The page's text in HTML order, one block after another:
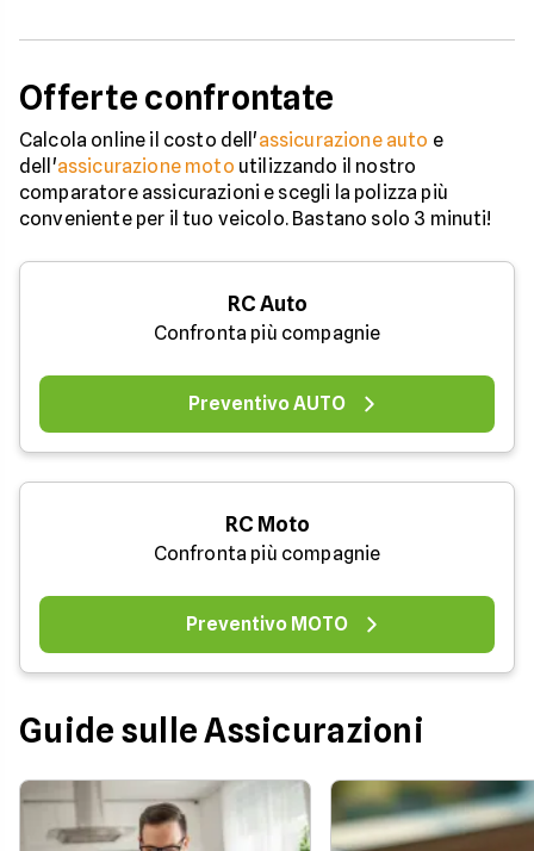
Offerte confrontate
Calcola online il costo dell'assicurazione auto e
dell'assicurazione moto utilizzando il nostro
comparatore assicurazioni e scegli la polizza più
conveniente per il tuo veicolo. Bastano solo 3 minuti!
RC Auto
Confronta più compagnie
Preventivo AUTO
RC Moto
Confronta più compagnie
Preventivo MOTO
Guide sulle Assicurazioni